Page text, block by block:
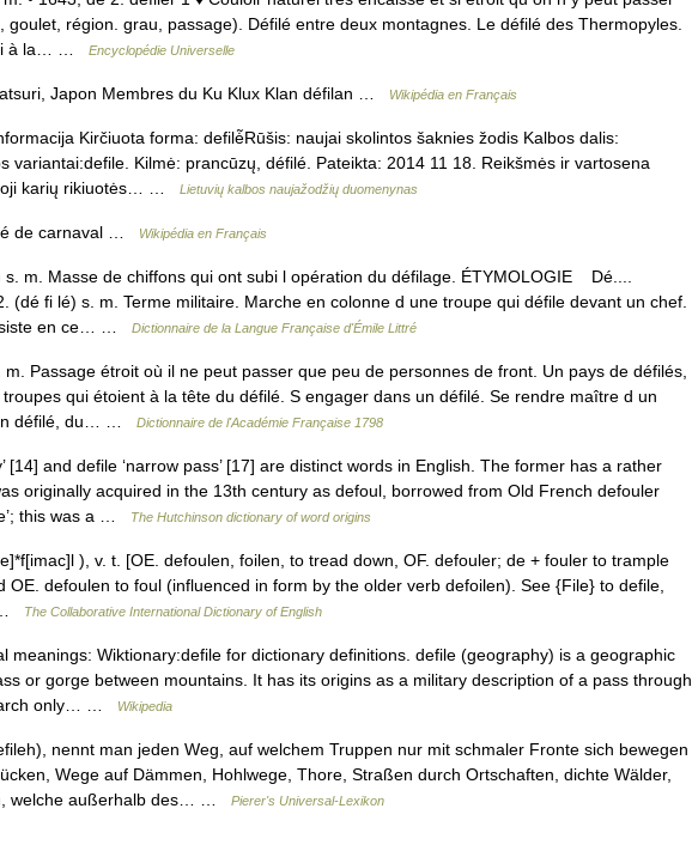
région. grau, passage). Défilé entre deux montagnes. Le défilé des Thermopyles.
à la… …
Encyclopédie Universelle
Japon Membres du Ku Klux Klan défilan … Wikipédia en Français
Kirčiuota forma: defilė̃Rūšis: naujai skolintos šaknies žodis Kalbos dalis:
variantai:defile. Kilmė: prancūzų, défilé. Pateikta: 2014 11 18. Reikšmės ir vartosena
karių rikiuotės… …
Lietuvių kalbos naujažodžių duomenynas
de carnaval … Wikipédia en Français
m. Masse de chiffons qui ont subi l opération du défilage. ÉTYMOLOGIE Dé....
(dé fi lé) s. m. Terme militaire. Marche en colonne d une troupe qui défile devant un chef.
en ce… …
Dictionnaire de la Langue Française d'Émile Littré
Passage étroit où il ne peut passer que peu de personnes de front. Un pays de défilés,
qui étoient à la tête du défilé. S engager dans un défilé. Se rendre maître d un
défilé, du… …
Dictionnaire de l'Académie Française 1798
[14] and defile ‘narrow pass’ [17] are distinct words in English. The former has a rather
originally acquired in the 13th century as defoul, borrowed from Old French defouler
this was a …
The Hutchinson dictionary of word origins
), v. t. [OE. defoulen, foilen, to tread down, OF. defouler; de + fouler to trample
OE. defoulen to foul (influenced in form by the older verb defoilen). See {File} to defile,
…
The Collaborative International Dictionary of English
meanings: Wiktionary:defile for dictionary definitions. defile (geography) is a geographic
or gorge between mountains. It has its origins as a military description of a pass through
only… …
Wikipedia
nennt man jeden Weg, auf welchem Truppen nur mit schmaler Fronte sich bewegen
Wege auf Dämmen, Hohlwege, Thore, Straßen durch Ortschaften, dichte Wälder,
welche außerhalb des… …
Pierer's Universal-Lexikon